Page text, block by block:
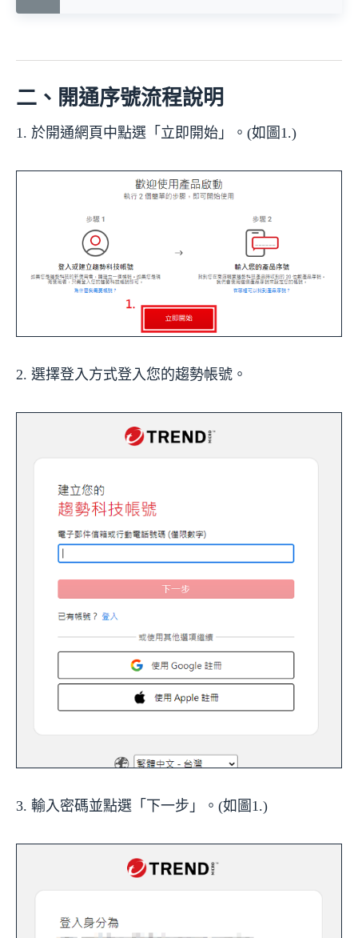
二、開通序號流程說明
1. 於開通網頁中點選「立即開始」。(如圖1.)
2. 選擇登入方式登入您的趨勢帳號。
3. 輸入密碼並點選「下一步」。(如圖1.)